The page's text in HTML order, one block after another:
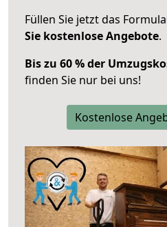
Füllen Sie jetzt das
Sie kostenlose Angebote.
Bis zu 60 % der
finden Sie nur bei uns!
Kostenlose